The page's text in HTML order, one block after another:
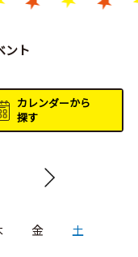
ント
カレンダーから
探す
金 土